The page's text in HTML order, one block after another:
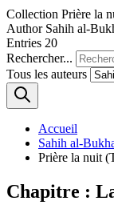
Collection Prière la
Author Sahih al-
Entries 20
Rechercher...
Tous les auteurs
Accueil
Sahih al-
Prière la nuit
Chapitre :